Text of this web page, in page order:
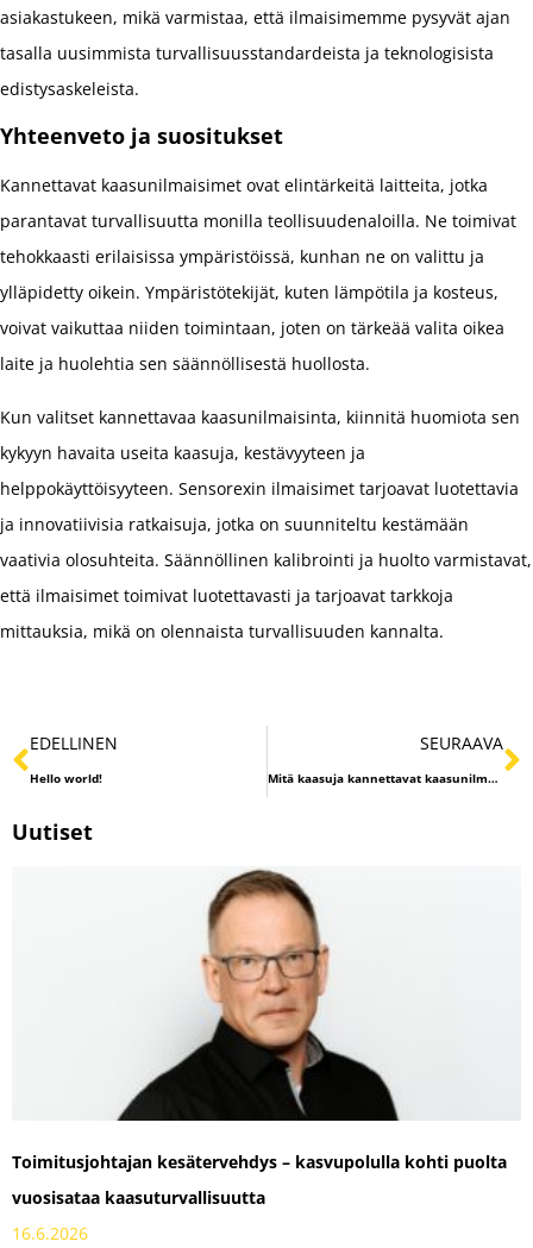
asiakastukeen, mikä varmistaa, että ilmaisimemme pysyvät ajan
tasalla uusimmista turvallisuusstandardeista ja teknologisista
edistysaskeleista.
Yhteenveto ja suositukset
Kannettavat kaasunilmaisimet ovat elintärkeitä laitteita, jotka
parantavat turvallisuutta monilla teollisuudenaloilla. Ne toimivat
tehokkaasti erilaisissa ympäristöissä, kunhan ne on valittu ja
ylläpidetty oikein. Ympäristötekijät, kuten lämpötila ja kosteus,
voivat vaikuttaa niiden toimintaan, joten on tärkeää valita oikea
laite ja huolehtia sen säännöllisestä huollosta.
Kun valitset kannettavaa kaasunilmaisinta, kiinnitä huomiota sen
kykyyn havaita useita kaasuja, kestävyyteen ja
helppokäyttöisyyteen. Sensorexin ilmaisimet tarjoavat luotettavia
ja innovatiivisia ratkaisuja, jotka on suunniteltu kestämään
vaativia olosuhteita. Säännöllinen kalibrointi ja huolto varmistavat,
että ilmaisimet toimivat luotettavasti ja tarjoavat tarkkoja
mittauksia, mikä on olennaista turvallisuuden kannalta.
EDELLINEN
Hello world!
SEURAAVA
Mitä kaasuja kannettavat kaasunilmaisimet voivat havaita?
Uutiset
Toimitusjohtajan kesätervehdys – kasvupolulla kohti puolta
vuosisataa kaasuturvallisuutta
16.6.2026